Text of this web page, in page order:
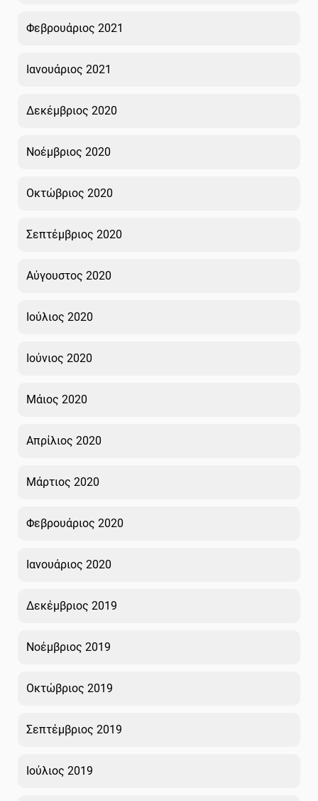
Φεβρουάριος 2021
Ιανουάριος 2021
Δεκέμβριος 2020
Νοέμβριος 2020
Οκτώβριος 2020
Σεπτέμβριος 2020
Αύγουστος 2020
Ιούλιος 2020
Ιούνιος 2020
Μάιος 2020
Απρίλιος 2020
Μάρτιος 2020
Φεβρουάριος 2020
Ιανουάριος 2020
Δεκέμβριος 2019
Νοέμβριος 2019
Οκτώβριος 2019
Σεπτέμβριος 2019
Ιούλιος 2019